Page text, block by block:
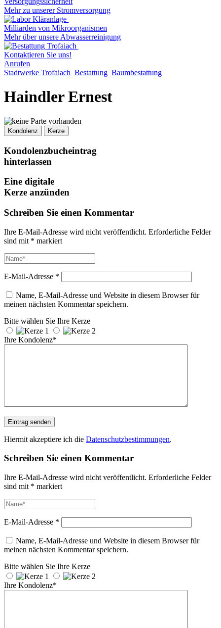
Mehr zu unserer Stromversorgung
Milliarden von Mikroorganismen
Mehr über unsere Abwasserreinigung
Kontaktieren Sie uns!
Anrufen
Stadtwerke Trofaiach Bestattung Baumbestattung
Haindler Ernest
Kondolenz Kerze
Kondolenzbucheintrag
hinterlassen
Eine digitale
Kerze anzünden
Schreiben Sie einen Kommentar
Ihre E-Mail-Adresse wird nicht veröffentlicht. Erforderliche Felder
sind mit * markiert
E-Mail-Adresse *
Name, E-Mail-Adresse und Website in diesem Browser für
meinen nächsten Kommentar speichern.
Bitte wählen Sie Ihre Kerze
Ihre Kondolenz*
Hiermit akzeptiere ich die Datenschutzbestimmungen.
Schreiben Sie einen Kommentar
Ihre E-Mail-Adresse wird nicht veröffentlicht. Erforderliche Felder
sind mit * markiert
E-Mail-Adresse *
Name, E-Mail-Adresse und Website in diesem Browser für
meinen nächsten Kommentar speichern.
Bitte wählen Sie Ihre Kerze
Ihre Kondolenz*